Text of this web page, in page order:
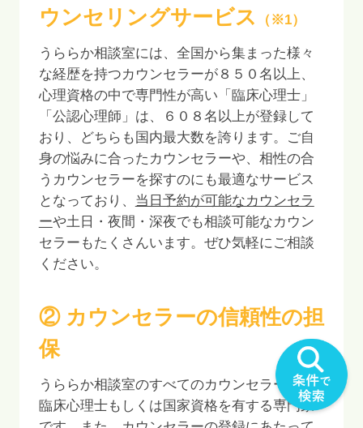
ウンセリングサービス
（※1）
うららか相談室には、全国から集まった様々
な経歴を持つカウンセラーが８５０ 名以上、
心理資格の中で専門性が高い「臨床心理士」
「公認心理師」は、
６０８ 名以上が登録して
おり、どちらも国内最大数を誇ります。ご自
身の悩みに合ったカウンセラーや、相性の合
うカウンセラーを探すのにも最適なサービス
となっており、 当日予約が可能なカウンセラ
ーや土日・夜間・深夜でも相談可能なカウン
セラーもたくさんいます。ぜひ気軽にご相談
ください。
② カウンセラーの信頼性の担
保
うららか相談室のすべてのカウンセラーは、
臨床心理士もしくは国家資格を有する専門家